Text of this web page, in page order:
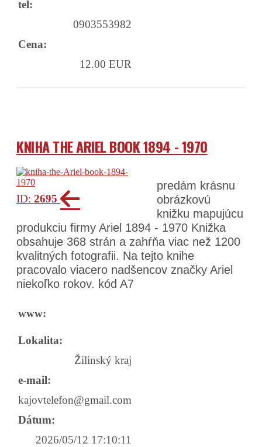
tel:
0903553982
Cena:
12.00 EUR
KNIHA THE ARIEL BOOK 1894 - 1970
ID: 2695
predám krásnu
obrázkovú
knižku mapujúcu
produkciu firmy Ariel 1894 - 1970 Knižka
obsahuje 368 strán a zahŕňa viac než 1200
kvalitných fotografii. Na tejto knihe
pracovalo viacero nadšencov značky Ariel
niekoľko rokov. kód A7
www:
Lokalita:
Žilinský kraj
e-mail:
kajovtelefon@gmail.com
Dátum:
2026/05/12 17:10:11